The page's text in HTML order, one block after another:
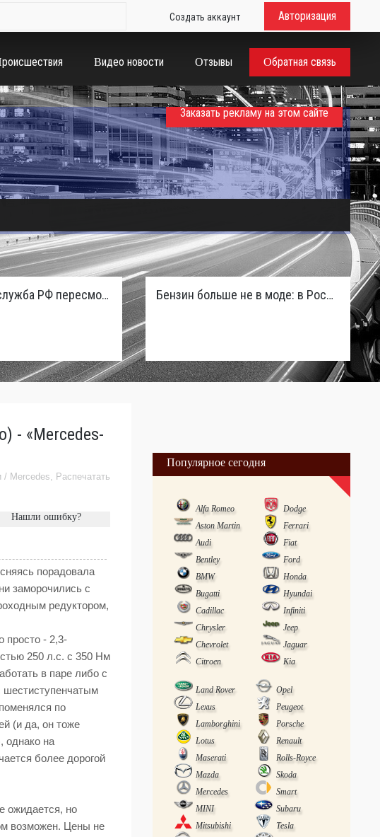
Создать аккаунт Авторизация
Происшествия Видео новости Отзывы Обратная связь
Заказать рекламу на этом сайте
Таможенная служба РФ пересмотрела правила ввоза машин из ЕАЭС и начисляет пени покупателям Бензин больше не в моде: в России зафиксирован взрывной отказ от двигателей внутреннего сгорания
- «Mercedes-
/ Mercedes, Распечатать
Нашли ошибку?
порадовала
заморочились с
редуктором,
просто - 2,3-
250 л.с. с 350 Нм
в паре либо с
шестиступенчатым
по
(и да, он тоже
однако на
более дорогой
ожидается, но
возможен. Цены не
Популярное сегодня
Alfa Romeo
Dodge
Aston Martin
Ferrari
Audi
Fiat
Bentley
Ford
BMW
Honda
Bugatti
Hyundai
Cadillac
Infiniti
Chrysler
Jeep
Chevrolet
Jaguar
Citroen
Kia
Land Rover
Opel
Lexus
Peugeot
Lamborghini
Porsche
Lotus
Renault
Maserati
Rolls-Royce
Mazda
Skoda
Mercedes
Smart
MINI
Subaru
Mitsubishi
Tesla